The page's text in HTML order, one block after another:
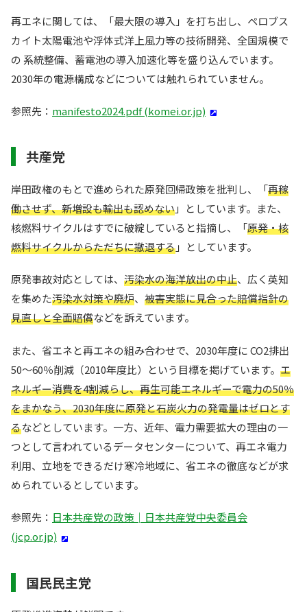
再エネに関しては、「最大限の導入」を打ち出し、ペロブス
カイト太陽電池や浮体式洋上風力等の技術開発、全国規模で
の 系統整備、蓄電池の導入加速化等を盛り込んでいます。
2030年の電源構成などについては触れられていません。
参照先： manifesto2024.pdf (komei.or.jp)
共産党
岸田政権のもとで進められた原発回帰政策を批判し、「再稼
働させず、新増設も輸出も認めない」としています。また、
核燃料サイクルはすでに破綻していると指摘し、「原発・核
燃料サイクルからただちに撤退する」としています。
原発事故対応としては、 汚染水の海洋放出の中止、広く英知
を集めた汚染水対策や廃炉、 被害実態に見合った賠償指針の
見直しと全面賠償などを訴えています。
また、省エネと再エネの組み合わせで、2030年度に CO2排出
50～60％削減（2010年度比）という目標を掲げています。 エ
ネルギー消費を4割減らし、再生可能エネルギーで電力の50％
をまかなう、2030年度に原発と石炭火力の発電量はゼロとす
るなどとしています。一方、近年、電力需要拡大の理由の一
つとして言われているデータセンターについて、再エネ電力
利用、立地をできるだけ寒冷地域に、省エネの徹底などが求
められているとしています。
参照先： 日本共産党の政策│日本共産党中央委員会
(jcp.or.jp)
国民民主党